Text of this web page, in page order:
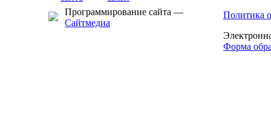
Программирование сайта —
Сайтмедиа
Политика
Форма